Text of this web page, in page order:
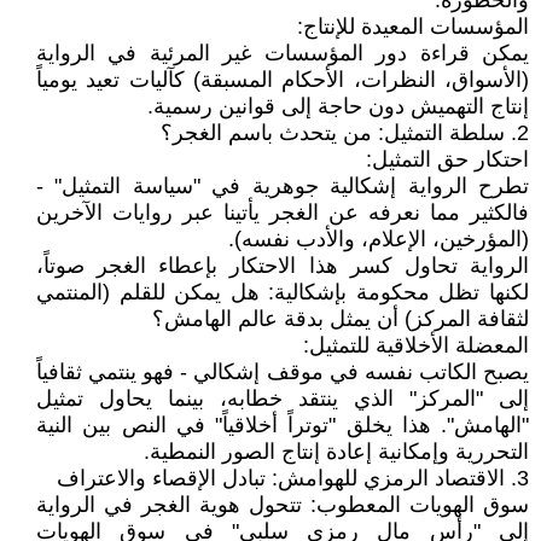
المؤسسات المعيدة للإنتاج:
يمكن قراءة دور المؤسسات غير المرئية في الرواية
(الأسواق، النظرات، الأحكام المسبقة) كآليات تعيد يومياً
إنتاج التهميش دون حاجة إلى قوانين رسمية.
2. سلطة التمثيل: من يتحدث باسم الغجر؟
احتكار حق التمثيل:
تطرح الرواية إشكالية جوهرية في "سياسة التمثيل" -
فالكثير مما نعرفه عن الغجر يأتينا عبر روايات الآخرين
(المؤرخين، الإعلام، والأدب نفسه).
الرواية تحاول كسر هذا الاحتكار بإعطاء الغجر صوتاً،
لكنها تظل محكومة بإشكالية: هل يمكن للقلم (المنتمي
لثقافة المركز) أن يمثل بدقة عالم الهامش؟
المعضلة الأخلاقية للتمثيل:
يصبح الكاتب نفسه في موقف إشكالي - فهو ينتمي ثقافياً
إلى "المركز" الذي ينتقد خطابه، بينما يحاول تمثيل
"الهامش". هذا يخلق "توتراً أخلاقياً" في النص بين النية
التحررية وإمكانية إعادة إنتاج الصور النمطية.
3. الاقتصاد الرمزي للهوامش: تبادل الإقصاء والاعتراف
سوق الهويات المعطوب: تتحول هوية الغجر في الرواية
إلى "رأس مال رمزي سلبي" في سوق الهويات